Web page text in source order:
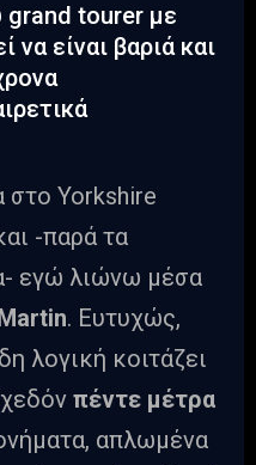
grand tourer με
είναι βαριά και
στο Yorkshire
-παρά τα
εγώ λιώνω μέσα
. Ευτυχώς,
λογική κοιτάζει
πέντε μέτρα
απλωμένα